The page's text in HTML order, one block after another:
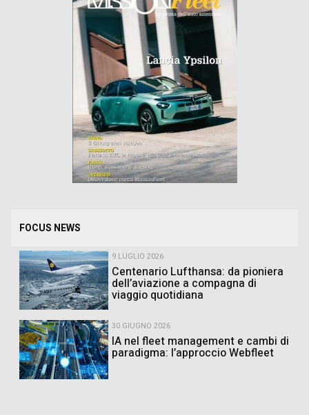
FOCUS NEWS
9 LUGLIO 2026
Centenario Lufthansa: da pioniera
dell’aviazione a compagna di
viaggio quotidiana
30 GIUGNO 2026
IA nel fleet management e cambi di
paradigma: l’approccio Webfleet